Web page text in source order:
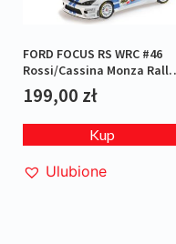
FORD FOCUS RS WRC #46
Rossi/Cassina Monza Rally
2007 L.E.1/1008
199,00 zł
Kup
Ulubione